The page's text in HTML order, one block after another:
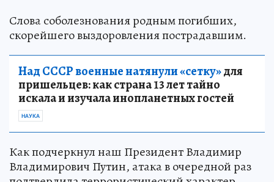
Слова соболезнования родным погибших,
скорейшего выздоровления пострадавшим.
Над СССР военные натянули «сетку»для
пришельцев: как страна 13 лет тайно
искала и изучала инопланетных гостей
НАУКА
Как подчеркнул наш Президент Владимир
Владимирович Путин, атака в очередной раз